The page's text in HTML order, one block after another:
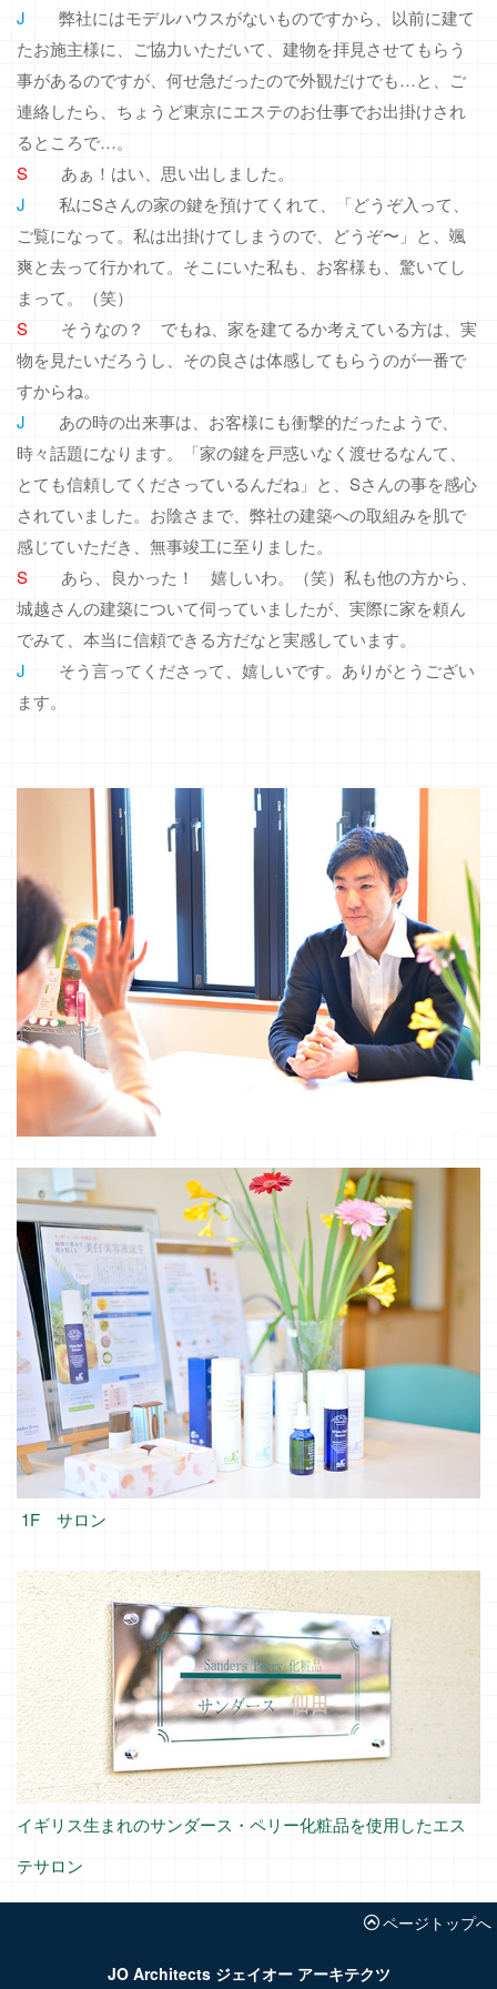
J
弊社にはモデルハウスがないものですから、以前に建て
たお施主様に、ご協力いただいて、建物を拝見させてもらう
事があるのですが、何せ急だったので外観だけでも…と、ご
連絡したら、ちょうど東京にエステのお仕事でお出掛けされ
るところで…。
S あぁ！はい、思い出しました。
J
私にSさんの家の鍵を預けてくれて、「どうぞ入って、
ご覧になって。私は出掛けてしまうので、どうぞ〜」と、颯
爽と去って行かれて。そこにいた私も、お客様も、驚いてし
まって。（笑）
S そうなの？ でもね、家を建てるか考えている方は、実
物を見たいだろうし、その良さは体感してもらうのが一番で
すからね。
J
あの時の出来事は、お客様にも衝撃的だったようで、
時々話題になります。「家の鍵を戸惑いなく渡せるなんて、
とても信頼してくださっているんだね」と、Sさんの事を感心
されていました。お陰さまで、弊社の建築への取組みを肌で
感じていただき、無事竣工に至りました。
S あら、良かった！ 嬉しいわ。（笑）私も他の方から、
城越さんの建築について伺っていましたが、実際に家を頼ん
でみて、本当に信頼できる方だなと実感しています。
J
そう言ってくださって、嬉しいです。ありがとうござい
ます。
1F サロン
イギリス生まれのサンダース・ペリー化粧品を使用したエス
テサロン
ページトップへ
JO Architects ジェイオー アーキテクツ